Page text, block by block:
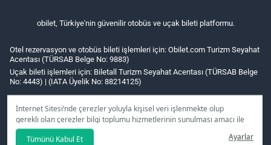
İnternet Sitesi’nde çerezler yoluyla kişisel veri işlenmekte olup
gerekli olan çerezler bilgi toplumu hizmetlerinin sunulması amacı ile
kullanılmaktadır. Tercihleriniz doğrultusunda size özel
kişiselleştirilmiş çerezleri ve özel kampanyaları
seçeneğine
Tümünü Kabul Et Ayarlar
obilet, Türkiye'nin güvenilir otobüs ve uçak bileti platformu.
Otel rezervasyon ve otobüs bileti işlemleri için: Obilet.com Turizm Seyahat
Acentası (TÜRSAB Belge No: 9883)
Uçak bileti işlemleri için: Biletall Turizm Seyahat Acentası (TÜRSAB Belge
No: 4443) | (IATA Üyelik No: 88214125)